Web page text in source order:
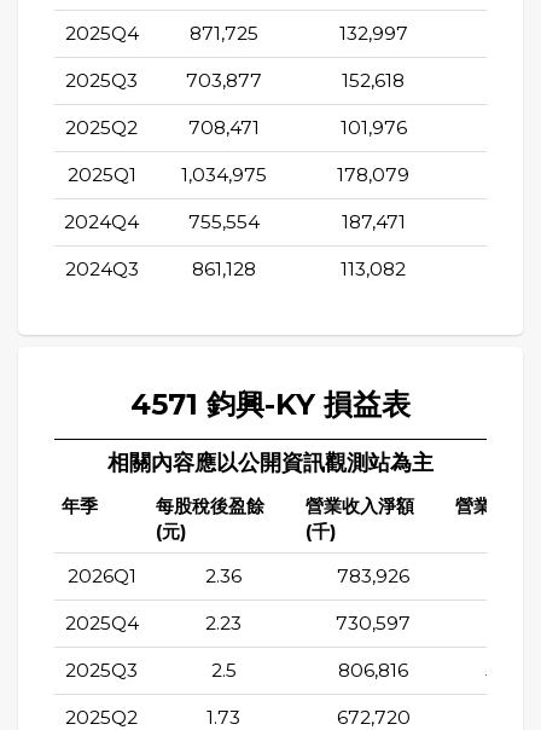
2025Q4 871,725 132,997
2025Q3 703,877 152,618
2025Q2 708,471 101,976
2025Q1 1,034,975 178,079
2024Q4 755,554 187,471
2024Q3 861,128 113,082
4571 鈞興-KY 損益表
相關內容應以公開資訊觀測站為主
年季
每股稅後盈餘
(元)
營業收入淨額
(千)
營業成本(
2026Q1 2.36 783,926
2025Q4 2.23 730,597
2025Q3 2.5 806,816
2025Q2 1.73 672,720